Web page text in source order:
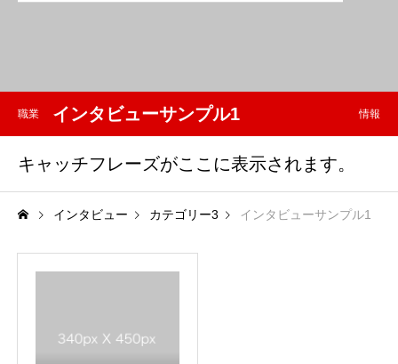
職業 インタビューサンプル1 情報
キャッチフレーズがここに表示されます。
インタビュー カテゴリー3 インタビューサンプル1